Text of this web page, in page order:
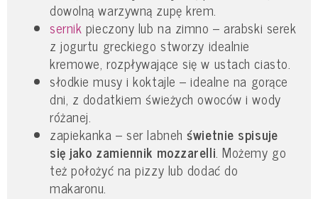
dowolną warzywną zupę krem.
sernik pieczony lub na zimno – arabski serek
z jogurtu greckiego stworzy idealnie
kremowe, rozpływające się w ustach ciasto.
słodkie musy i koktajle – idealne na gorące
dni, z dodatkiem świeżych owoców i wody
różanej.
zapiekanka – ser labnehświetnie spisuje
się jako zamiennik mozzarelli. Możemy go
też położyć na pizzy lub dodać do
makaronu.